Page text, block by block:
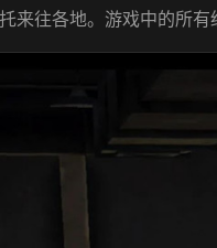
来往各地。游戏中的所有